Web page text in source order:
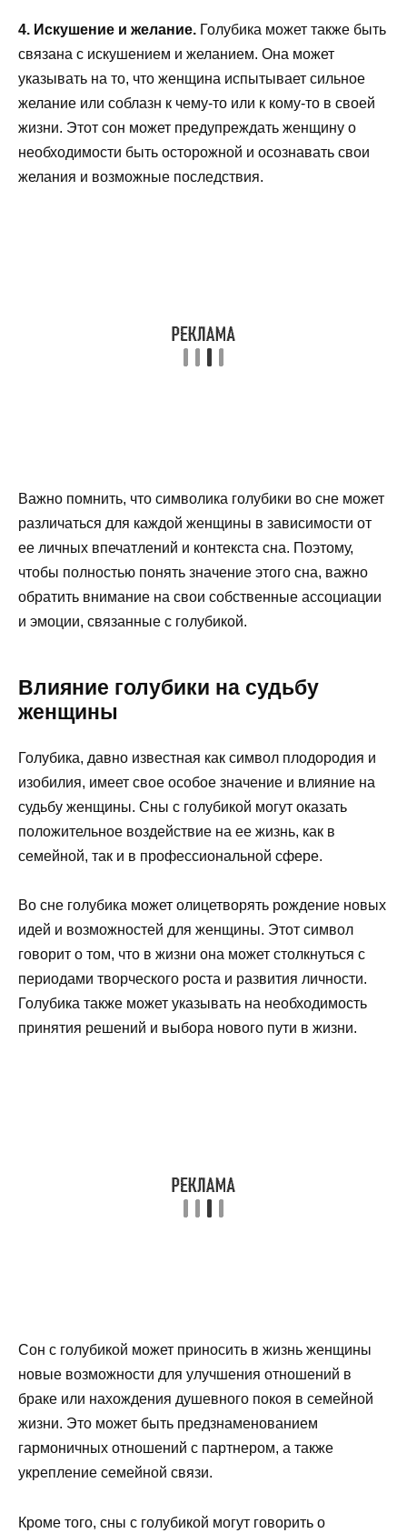
4. Искушение и желание. Голубика может также быть
связана с искушением и желанием. Она может
указывать на то, что женщина испытывает сильное
желание или соблазн к чему-то или к кому-то в своей
жизни. Этот сон может предупреждать женщину о
необходимости быть осторожной и осознавать свои
желания и возможные последствия.
Важно помнить, что символика голубики во сне может
различаться для каждой женщины в зависимости от
ее личных впечатлений и контекста сна. Поэтому,
чтобы полностью понять значение этого сна, важно
обратить внимание на свои собственные ассоциации
и эмоции, связанные с голубикой.
Влияние голубики на судьбу
женщины
Голубика, давно известная как символ плодородия и
изобилия, имеет свое особое значение и влияние на
судьбу женщины. Сны с голубикой могут оказать
положительное воздействие на ее жизнь, как в
семейной, так и в профессиональной сфере.
Во сне голубика может олицетворять рождение новых
идей и возможностей для женщины. Этот символ
говорит о том, что в жизни она может столкнуться с
периодами творческого роста и развития личности.
Голубика также может указывать на необходимость
принятия решений и выбора нового пути в жизни.
Сон с голубикой может приносить в жизнь женщины
новые возможности для улучшения отношений в
браке или нахождения душевного покоя в семейной
жизни. Это может быть предзнаменованием
гармоничных отношений с партнером, а также
укрепление семейной связи.
Кроме того, сны с голубикой могут говорить о